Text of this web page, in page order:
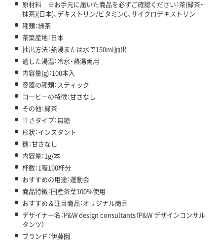
原材料 ※お手元に届いた商品を必ずご確認ください：茶(緑茶・
抹茶)(日本)、デキストリン/ビタミンC、サイクロデキストリン
種類：緑茶
茶葉産地：日本
抽出方法：熱湯または水で150ml抽出
適した湯温：冷水・熱湯両用
内容量(g)：100本入
容器の種類：スティック
コーヒーの特徴：甘さなし
その他：緑茶
甘さタイプ：無糖
形状：インスタント
糖：甘さなし
内容量：1g/本
杯数：1箱100杯分
おすすめの用途：運動会
商品特徴：国産茶葉100%使用
おすすめ＆注目商品：オリジナル商品
デザイナー名：P&W design consultants（P&W デザインコンサル
タンツ）
ブランド：伊藤園